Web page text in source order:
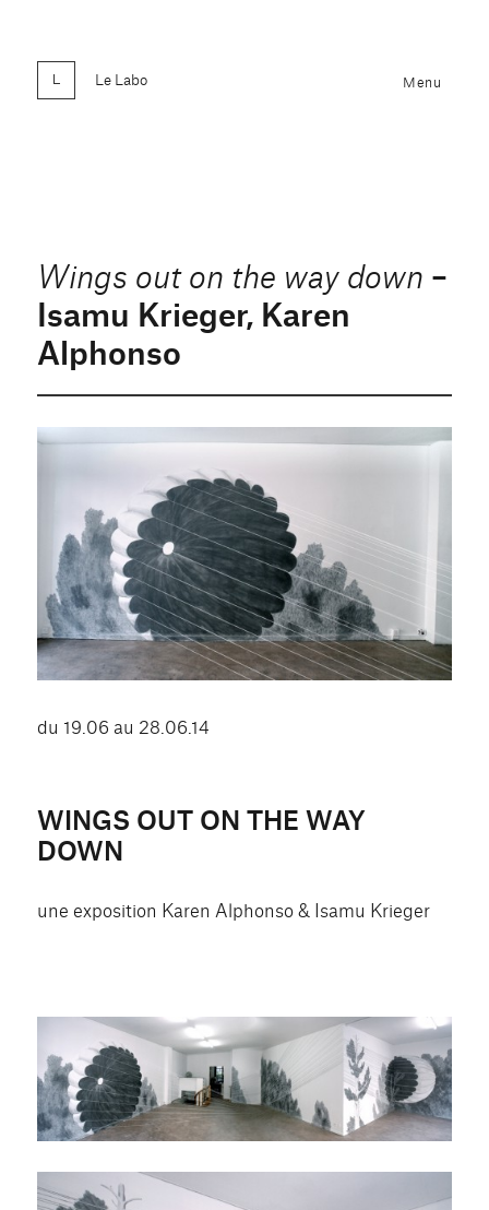
Le Labo Menu
Wings out on the way down –
Isamu Krieger, Karen
Alphonso
du 19.06 au 28.06.14
WINGS OUT ON THE WAY
DOWN
une exposition Karen Alphonso & Isamu Krieger